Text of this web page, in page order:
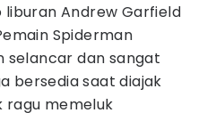
Andrew Garfield
Spiderman
dan sangat
bersedia saat diajak
ragu memeluk